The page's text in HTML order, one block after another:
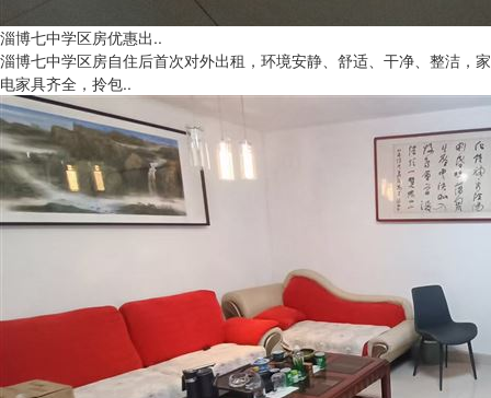
淄博七中学区房优惠出..
淄博七中学区房自住后首次对外出租，环境安静、舒适、干净、整洁，家
电家具齐全，拎包..